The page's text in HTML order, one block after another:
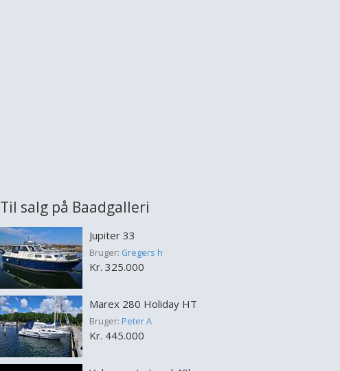
Til salg på Baadgalleri
Jupiter 33
Bruger: Gregers h
Kr. 325.000
Marex 280 Holiday HT
Bruger: Peter A
Kr. 445.000